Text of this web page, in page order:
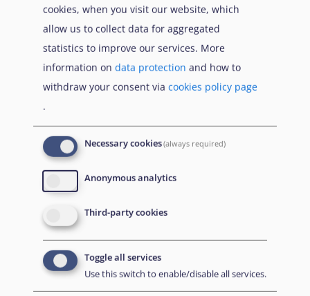
cookies, when you visit our website, which
allow us to collect data for aggregated
statistics to improve our services. More
information on data protection and how to
withdraw your consent via cookies policy page
.
Necessary cookies(always required)
Anonymous analytics
Third-party cookies
Toggle all services
Use this switch to enable/disable all services.